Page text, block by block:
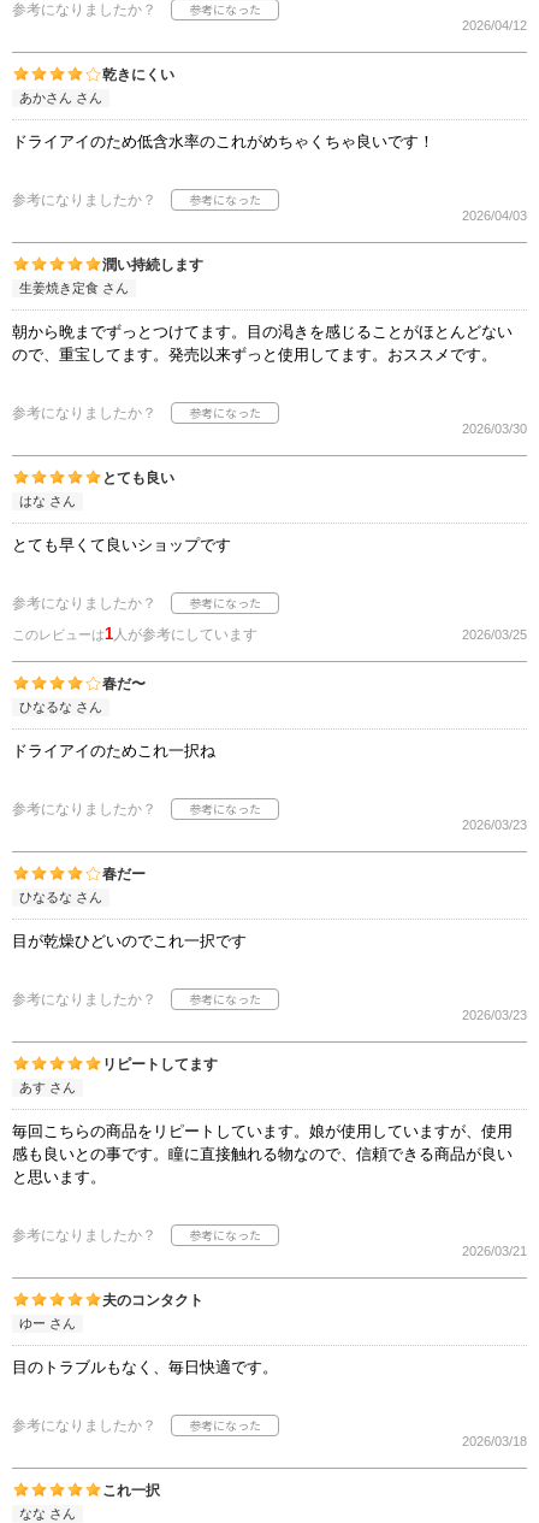
参考になりましたか？
2026/04/12
乾きにくい
あかさん さん
ドライアイのため低含水率のこれがめちゃくちゃ良いです！
参考になりましたか？
2026/04/03
潤い持続します
生姜焼き定食 さん
朝から晩までずっとつけてます。目の渇きを感じることがほとんどない
ので、重宝してます。発売以来ずっと使用してます。おススメです。
参考になりましたか？
2026/03/30
とても良い
はな さん
とても早くて良いショップです
参考になりましたか？
このレビューは1人が参考にしています 2026/03/25
春だ〜
ひなるな さん
ドライアイのためこれ一択ね
参考になりましたか？
2026/03/23
春だー
ひなるな さん
目が乾燥ひどいのでこれ一択です
参考になりましたか？
2026/03/23
リピートしてます
あす さん
毎回こちらの商品をリピートしています。娘が使用していますが、使用
感も良いとの事です。瞳に直接触れる物なので、信頼できる商品が良い
と思います。
参考になりましたか？
2026/03/21
夫のコンタクト
ゆー さん
目のトラブルもなく、毎日快適です。
参考になりましたか？
2026/03/18
これ一択
なな さん